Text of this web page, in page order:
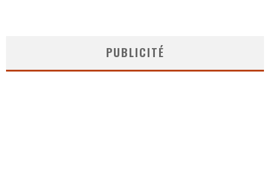
PUBLICITÉ